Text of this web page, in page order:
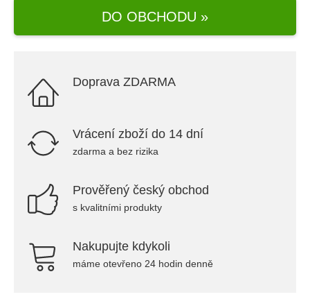
DO OBCHODU »
Doprava ZDARMA
Vrácení zboží do 14 dní
zdarma a bez rizika
Prověřený český obchod
s kvalitními produkty
Nakupujte kdykoli
máme otevřeno 24 hodin denně